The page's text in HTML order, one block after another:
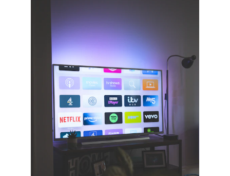
No Sidebar
No TOC & Sidebar
Members Only Post
Members Only Post (No TOC, No Sidebar)